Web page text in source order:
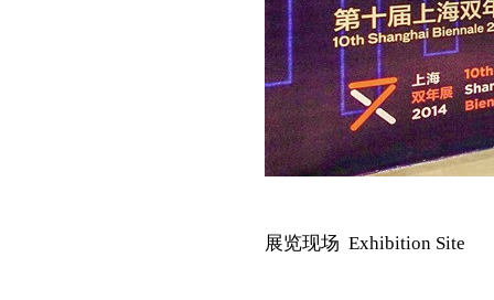
展览现场 Exhibition Site